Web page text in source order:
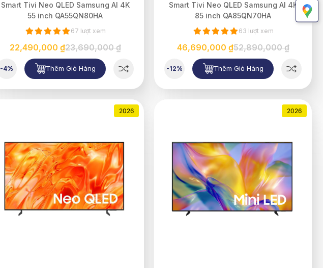
Smart Tivi Neo QLED Samsung AI 4K
55 inch QA55QN80HA
67 lượt xem
22,490,000 ₫23,690,000 ₫
-4% Thêm Giỏ Hàng
Smart Tivi Neo QLED Samsung AI 4K
85 inch QA85QN70HA
63 lượt xem
46,690,000 ₫52,890,000 ₫
-12% Thêm Giỏ Hàng
2026 2026